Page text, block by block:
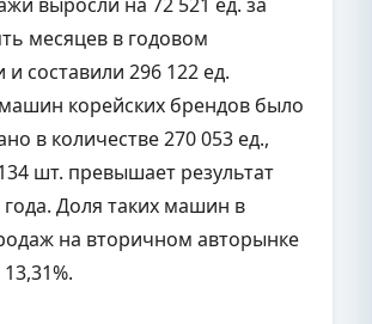
месяцев в годовом
и составили 296 122 ед.
корейских брендов было
в количестве 270 053 ед.,
шт. превышает результат
Доля таких машин в
на вторичном авторынке